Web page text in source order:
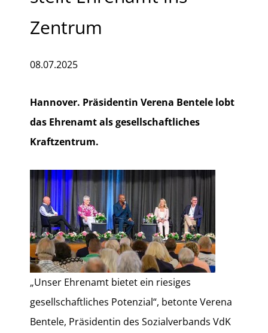
Zentrum
08.07.2025
Hannover. Präsidentin Verena Bentele lobt
das Ehrenamt als gesellschaftliches
Kraftzentrum.
„Unser Ehrenamt bietet ein riesiges
gesellschaftliches Potenzial“, betonte Verena
Bentele, Präsidentin des Sozialverbands VdK